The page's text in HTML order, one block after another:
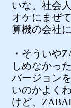
いな。社会
オケにまぜ
算機の会社
・そういや
しめなかっ
バージョン
いのかよく
けど、